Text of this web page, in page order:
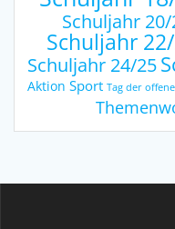
Schuljahr 20/
Schuljahr
Schuljahr 24/25
Aktion Sport Tag der